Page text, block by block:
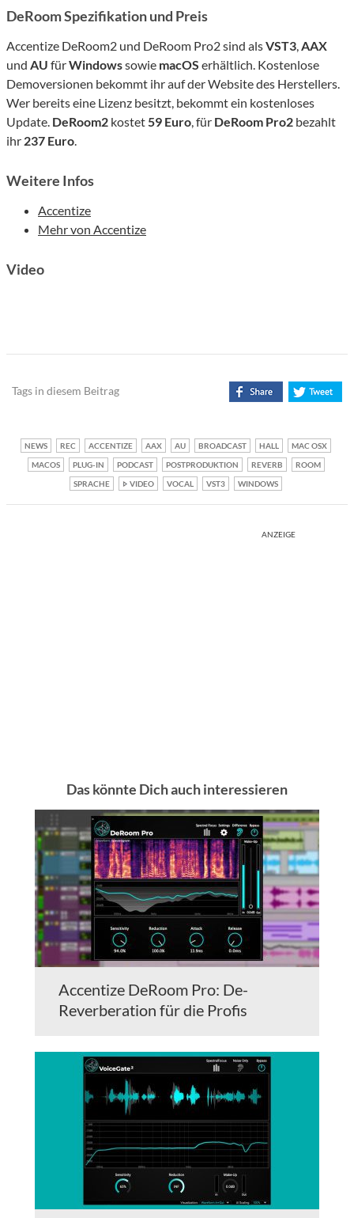
DeRoom Spezifikation und Preis
Accentize DeRoom2 und DeRoom Pro2 sind alsVST3 AAX
und AU fürWindowssowie macOS erhältlich. Kostenlose
Demoversionen bekommt ihr auf der Website des Herstellers.
Wer bereits eine Lizenz besitzt, bekommt ein kostenloses
Update. DeRoom2 kostet 59 Euro , für DeRoom Pro2 bezahlt
ihr 237 Euro
Weitere Infos
Accentize
Mehr von Accentize
Video
Tags in diesem Beitrag
NEWS REC ACCENTIZE AAX AU BROADCAST HALL
MAC OSX
MACOS
PLUG-IN PODCAST POSTPRODUKTION REVERB
ROOM
SPRACHE
VIDEO VOCAL VST3 WINDOWS
ANZEIGE
Das könnte Dich auch interessieren
Accentize DeRoom Pro: De-
Reverberation für die Profis